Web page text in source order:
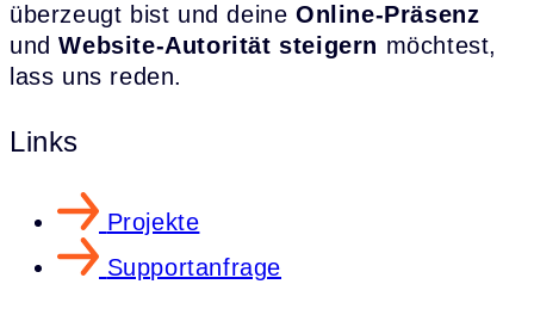
überzeugt bist und deineOnline-Präsenz
undWebsite-Autorität steigern möchtest,
lass uns reden.
Links
Projekte
Supportanfrage